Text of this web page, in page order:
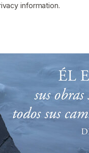
information.